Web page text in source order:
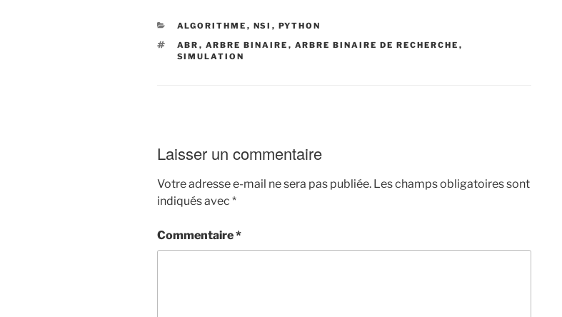
CATÉGORIES
ALGORITHME , NSI , PYTHON
ÉTIQUETTES
ABR , ARBRE BINAIRE , ARBRE BINAIRE DE RECHERCHE ,
SIMULATION
Laisser un commentaire
Votre adresse e-mail ne sera pas publiée. Les champs obligatoires sont
indiqués avec *
Commentaire*